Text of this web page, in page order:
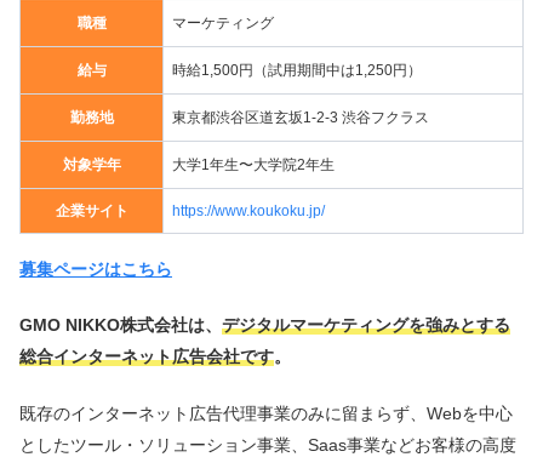
職種 マーケティング
給与 時給1,500円（試用期間中は1,250円）
勤務地 東京都渋谷区道玄坂1-2-3 渋谷フクラス
対象学年 大学1年生〜大学院2年生
企業サイト https://www.koukoku.jp/
募集ページはこちら
GMO NIKKO株式会社は、 デジタルマーケティングを強みとする
総合インターネット広告会社です。
既存のインターネット広告代理事業のみに留まらず、Webを中心
としたツール・ソリューション事業、Saas事業などお客様の高度